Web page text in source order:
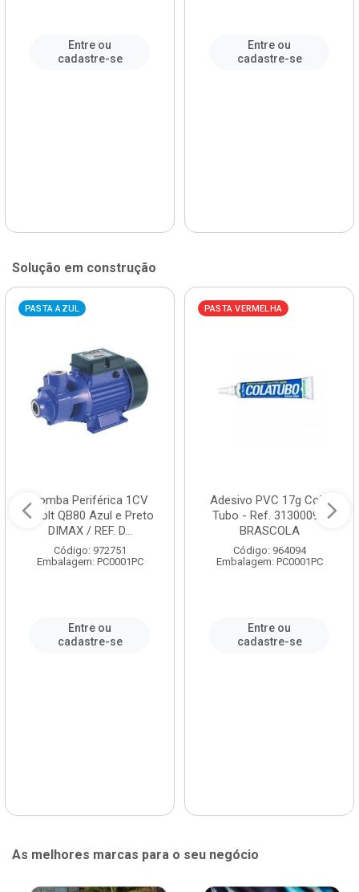
Entre ou
cadastre-se
Entre ou
cadastre-se
Solução em construção
PASTA AZUL
Bomba Periférica 1CV
Bivolt QB80 Azul e Preto
DIMAX / REF. D...
Código: 972751
Embalagem: PC0001PC
Entre ou
cadastre-se
PASTA VERMELHA
Adesivo PVC 17g Cola
Tubo - Ref. 3130009 -
BRASCOLA
Código: 964094
Embalagem: PC0001PC
Entre ou
cadastre-se
As melhores marcas para o seu negócio